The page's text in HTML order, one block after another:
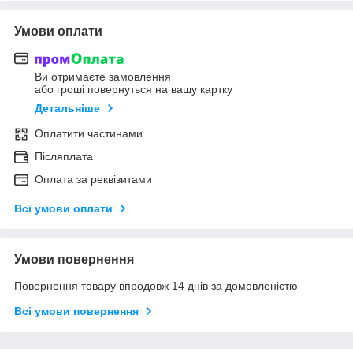
Умови оплати
Ви отримаєте замовлення
або гроші повернуться на вашу картку
Детальніше
Оплатити частинами
Післяплата
Оплата за реквізитами
Всі умови оплати
Умови повернення
Повернення товару впродовж 14 днів за домовленістю
Всі умови повернення